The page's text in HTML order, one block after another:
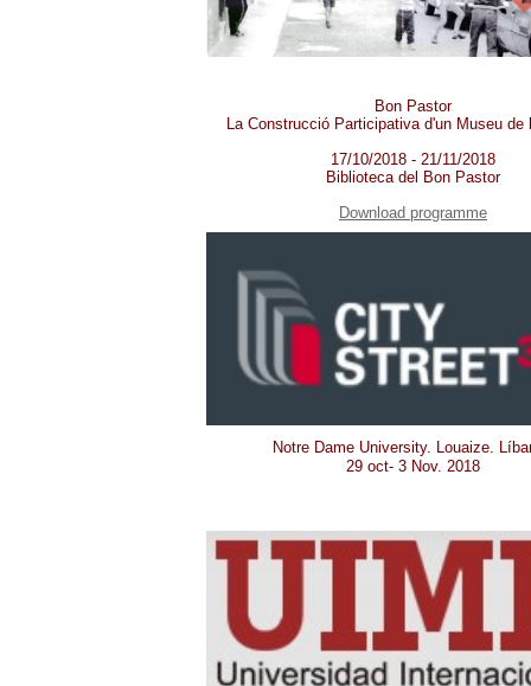
Bon Pastor
La Construcció Participativa d'un Museu de
17/10/2018 - 21/11/2018
Biblioteca del Bon Pastor
Download programme
Notre Dame University. Louaize.
29 oct- 3 Nov. 2018